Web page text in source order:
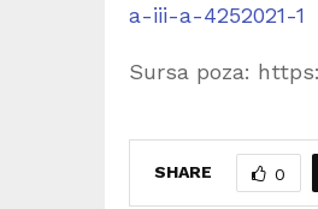
a-iii-a-4252021-1
Sursa poza:
SHARE 0